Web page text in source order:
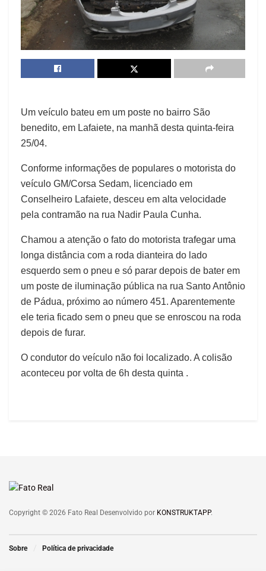
Um veículo bateu em um poste no bairro São
benedito, em Lafaiete, na manhã desta quinta-feira
25/04.
Conforme informações de populares o motorista do
veículo GM/Corsa Sedam, licenciado em
Conselheiro Lafaiete, desceu em alta velocidade
pela contramão na rua Nadir Paula Cunha.
Chamou a atenção o fato do motorista trafegar uma
longa distância com a roda dianteira do lado
esquerdo sem o pneu e só parar depois de bater em
um poste de iluminação pública na rua Santo Antônio
de Pádua, próximo ao número 451. Aparentemente
ele teria ficado sem o pneu que se enroscou na roda
depois de furar.
O condutor do veículo não foi localizado. A colisão
aconteceu por volta de 6h desta quinta .
Copyright © 2026 Fato Real Desenvolvido por KONSTRUKTAPP.
Sobre Política de privacidade